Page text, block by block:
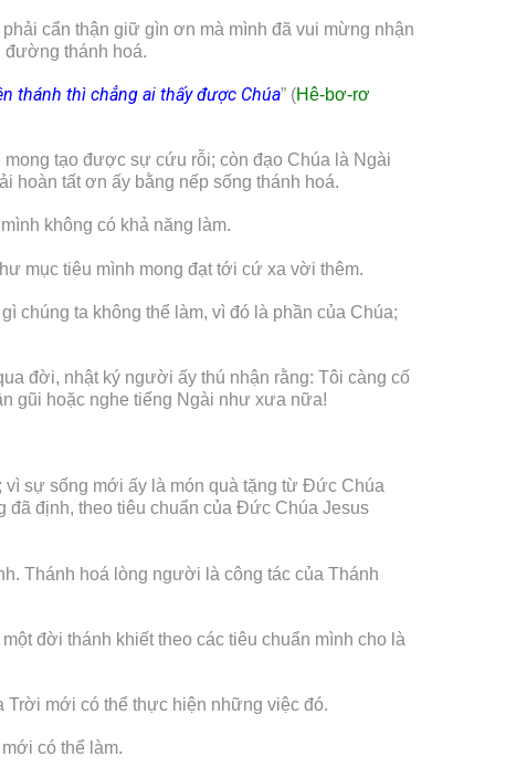
cẩn thận giữ gìn ơn mà mình đã vui mừng nhận
đường thánh hoá.
thánh thì chẳng ai thấy được Chúa” (Hê-bơ-rơ
tạo được sự cứu rỗi; còn đạo Chúa là Ngài
hoàn tất ơn ấy bằng nếp sống thánh hoá.
không có khả năng làm.
mục tiêu mình mong đạt tới cứ xa vời thêm.
chúng ta không thể làm, vì đó là phần của Chúa;
đời, nhật ký người ấy thú nhận rằng: Tôi càng cố
gũi hoặc nghe tiếng Ngài như xưa nữa!
vì sự sống mới ấy là món quà tặng từ Đức Chúa
đã định, theo tiêu chuẩn của Đức Chúa Jesus
Thánh hoá lòng người là công tác của Thánh
đời thánh khiết theo các tiêu chuẩn mình cho là
mới có thể thực hiện những việc đó.
có thể làm.